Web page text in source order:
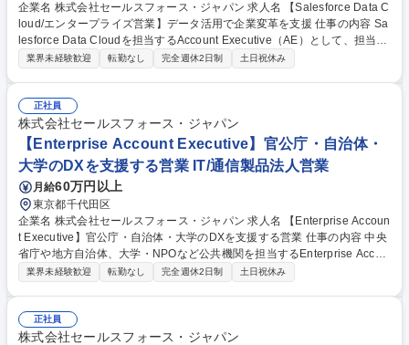
企業名 株式会社セールスフォース・ジャパン 求人名 【Salesforce Data C
loud/エンタープライズ営業】データ活用で企業変革を支援 仕事の内容 Sa
lesforce Data Cloudを担当するAccount Executive（AE）として、担当セ
グメント（Enterpriseセグメント想定）の市場拡大と事業成長を推進して
案力向上に向けた企画・推進、イベント・セミナーの企画運営、営業資料
やナレッジの整備など、営業活動全体の強化にも携わります。また、担当
セグメントの売上やパイプラインを分析し、課題抽出から戦略立案、施策
の実行まで一貫して担当。営業・マネジメント・マーケティングなど社内
の関係部門と連携しながら、市場拡大に向けた取り組みを推進します。 募
集職種 【Salesforce Data Cloud/エンタープライズ営業】データ活用で企
業変革を支援
業界未経験歓迎 転勤なし 完全週休2日制 土日祝休み
正社員
株式会社セールスフォース・ジャパン
【Enterprise Account Executive】官公庁・自治体・
大学のDXを支援する営業 IT/通信製品法人営業
月給60万円以上
東京都千代田区
企業名 株式会社セールスフォース・ジャパン 求人名 【Enterprise Accoun
t Executive】官公庁・自治体・大学のDXを支援する営業 仕事の内容 中央
省庁や地方自治体、大学・NPOなど公共機関を担当するEnterprise Accou
nt Executiveとして、新規顧客の開拓と既存顧客の深耕を担います。お客
部門責任者への提案に加え、アカウントプランの策定、アップセル・クロ
スセル、商談管理まで一貫して担当。マーケティング、インサイドセール
業界未経験歓迎 転勤なし 完全週休2日制 土日祝休み
正社員
株式会社セールスフォース・ジャパン